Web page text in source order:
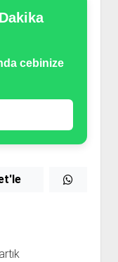
cebinize